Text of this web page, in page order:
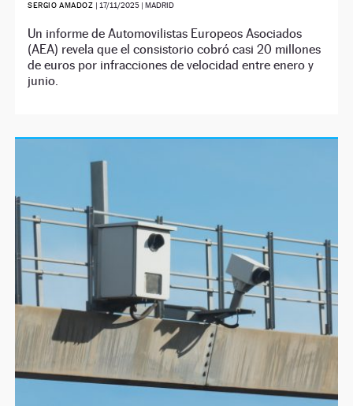
SERGIO AMADOZ | 17/11/2025| MADRID
Un informe de Automovilistas Europeos Asociados
(AEA) revela que el consistorio cobró casi 20 millones
de euros por infracciones de velocidad entre enero y
junio.